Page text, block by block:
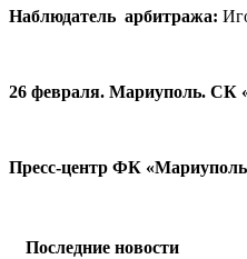
Наблюдатель арбитража:
26 февраля. Мариуполь. СК
Пресс-центр ФК
Последние новости